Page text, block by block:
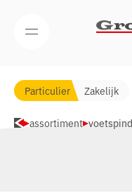
Open/Sluit mobiel
Particulier Zakelijk
assortiment